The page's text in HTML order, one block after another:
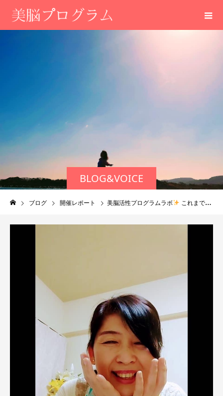
BLOG&VOICE
ブログ 開催レポート 美脳活性プログラムラボ これまでの活動